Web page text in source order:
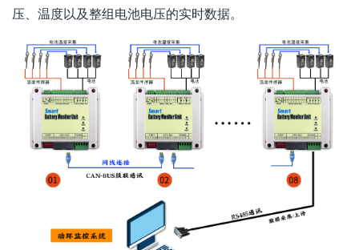
压、温度以及整组电池电压的实时数据。